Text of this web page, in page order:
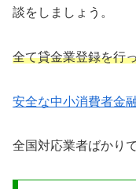
談をしましょう。
全て貸金業登録を行
安全な中小消費者金
全国対応業者ばかり